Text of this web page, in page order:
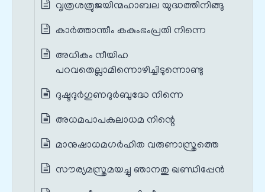
വൃത്രശത്രുജയിന്മഹാബല യുദ്ധത്തിനിങ്ങു
കാർത്താന്തീം കകുംഭംപ്രതി നിന്നെ
അധികം നീയിഹ
പറവതെല്ലാമിന്നൊഴിച്ചിടുന്നൊണ്ടു
ദുഷ്ടദുർഗുണദുർബുദ്ധേ നിന്നെ
അധമപാപകുലാധമ നിന്റെ
മാനുഷാധമഗർഹിത വരുണാസ്ത്രത്തെ
സൗര്യമസ്ത്രമയച്ചു ഞാനതു ഖണ്ഡിപ്പേൻ